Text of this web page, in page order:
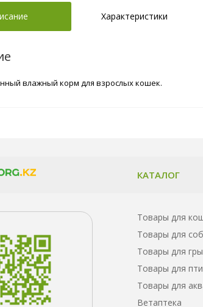
Характеристики
влажный корм для взрослых кошек.
КАТАЛОГ
Товары для
Товары для
Товары для
Товары для
Товары для
Ветаптека